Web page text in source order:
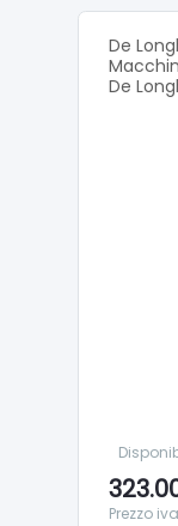
De
De
Prezzo